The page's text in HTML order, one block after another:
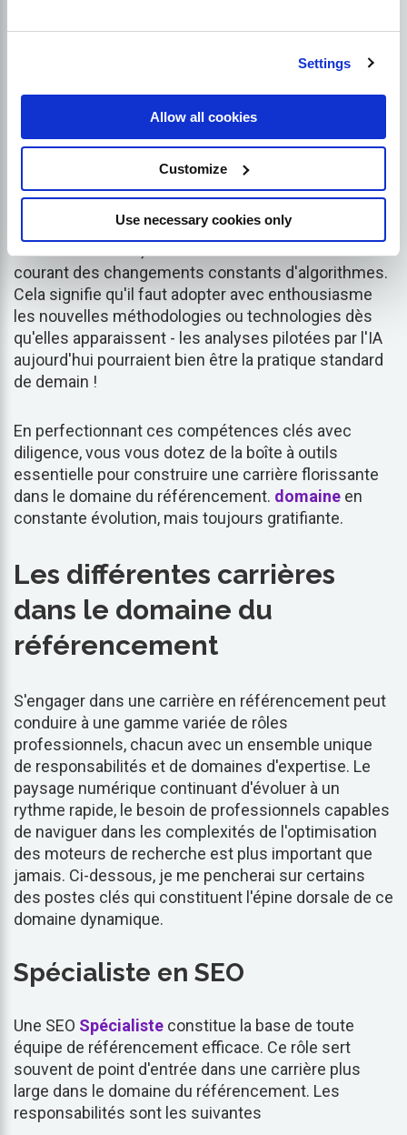
Settings
Allow all cookies
Customize
Use necessary cookies only
équipes pour s'assurer que tous les éléments, de
sociaux, fonctionnent harmonieusement en vue
d'atteindre des objectifs communs.
Apprentissage continu et
adaptabilité
Enfin, personne ne peut se reposer sur ses lauriers
courant des changements constants d'algorithmes.
Cela signifie qu'il faut adopter avec enthousiasme
les nouvelles méthodologies ou technologies dès
qu'elles apparaissent - les analyses pilotées par l'IA
aujourd'hui pourraient bien être la pratique standard
de demain !
En perfectionnant ces compétences clés avec
diligence, vous vous dotez de la boîte à outils
essentielle pour construire une carrière florissante
dans le domaine du référencement. domaine en
constante évolution, mais toujours gratifiante.
Les différentes carrières
dans le domaine du
référencement
S'engager dans une carrière en référencement peut
conduire à une gamme variée de rôles
professionnels, chacun avec un ensemble unique
de responsabilités et de domaines d'expertise. Le
paysage numérique continuant d'évoluer à un
rythme rapide, le besoin de professionnels capables
de naviguer dans les complexités de l'optimisation
des moteurs de recherche est plus important que
jamais. Ci-dessous, je me pencherai sur certains
des postes clés qui constituent l'épine dorsale de ce
domaine dynamique.
Spécialiste en SEO
Une SEO Spécialiste constitue la base de toute
équipe de référencement efficace. Ce rôle sert
souvent de point d'entrée dans une carrière plus
large dans le domaine du référencement. Les
responsabilités sont les suivantes